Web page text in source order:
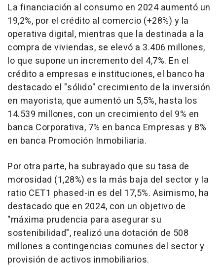
La financiación al consumo en 2024 aumentó un
19,2%, por el crédito al comercio (+28%) y la
operativa digital, mientras que la destinada a la
compra de viviendas, se elevó a 3.406 millones,
lo que supone un incremento del 4,7%. En el
crédito a empresas e instituciones, el banco ha
destacado el "sólido" crecimiento de la inversión
en mayorista, que aumentó un 5,5%, hasta los
14.539 millones, con un crecimiento del 9% en
banca Corporativa, 7% en banca Empresas y 8%
en banca Promoción Inmobiliaria.
Por otra parte, ha subrayado que su tasa de
morosidad (1,28%) es la más baja del sector y la
ratio CET1 phased-in es del 17,5%. Asimismo, ha
destacado que en 2024, con un objetivo de
"máxima prudencia para asegurar su
sostenibilidad", realizó una dotación de 508
millones a contingencias comunes del sector y
provisión de activos inmobiliarios.